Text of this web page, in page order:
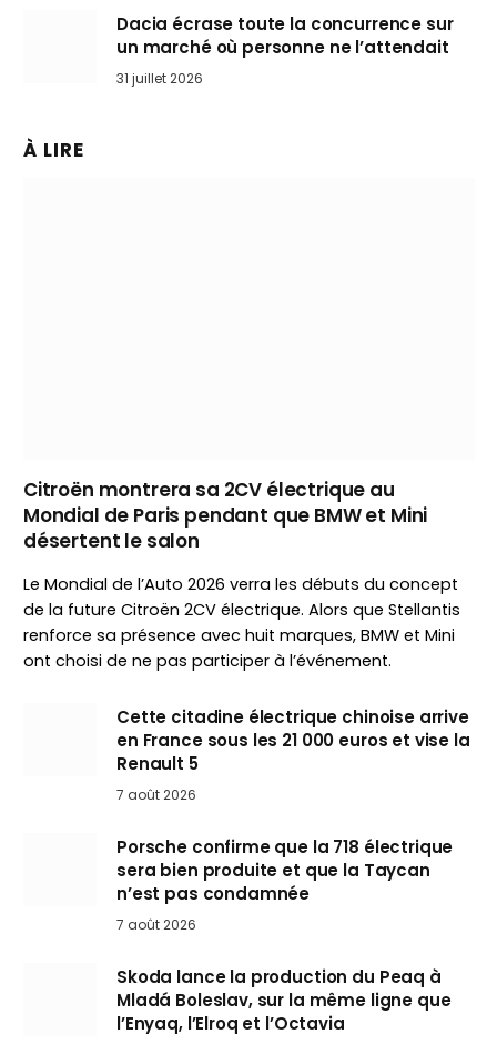
Dacia écrase toute la concurrence sur
un marché où personne ne l’attendait
31 juillet 2026
À LIRE
Citroën montrera sa 2CV électrique au
Mondial de Paris pendant que BMW et Mini
désertent le salon
Le Mondial de l’Auto 2026 verra les débuts du concept
de la future Citroën 2CV électrique. Alors que Stellantis
renforce sa présence avec huit marques, BMW et Mini
ont choisi de ne pas participer à l’événement.
Cette citadine électrique chinoise arrive
en France sous les 21 000 euros et vise la
Renault 5
7 août 2026
Porsche confirme que la 718 électrique
sera bien produite et que la Taycan
n’est pas condamnée
7 août 2026
Skoda lance la production du Peaq à
Mladá Boleslav, sur la même ligne que
l’Enyaq, l’Elroq et l’Octavia